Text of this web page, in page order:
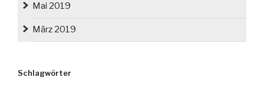
Mai 2019
März 2019
Schlagwörter